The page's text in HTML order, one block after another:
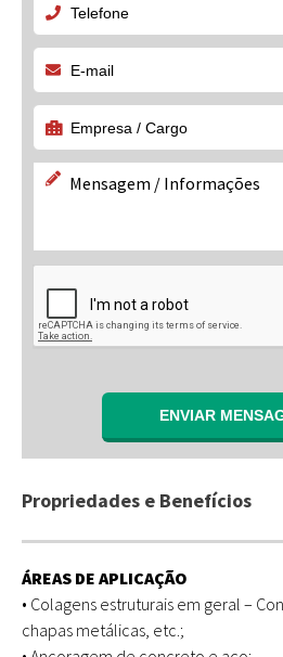
ENVIAR
Propriedades e Benefícios
ÁREAS DE APLICAÇÃO
• Colagens estruturais em geral –
chapas metálicas, etc.;